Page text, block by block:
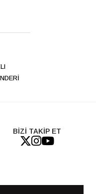
BİZİ TAKİP ET